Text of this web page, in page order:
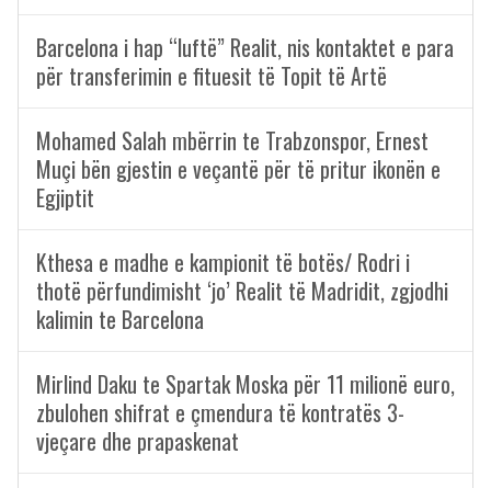
Barcelona i hap “luftë” Realit, nis kontaktet e para
për transferimin e fituesit të Topit të Artë
Mohamed Salah mbërrin te Trabzonspor, Ernest
Muçi bën gjestin e veçantë për të pritur ikonën e
Egjiptit
Kthesa e madhe e kampionit të botës/ Rodri i
thotë përfundimisht ‘jo’ Realit të Madridit, zgjodhi
kalimin te Barcelona
Mirlind Daku te Spartak Moska për 11 milionë euro,
zbulohen shifrat e çmendura të kontratës 3-
vjeçare dhe prapaskenat